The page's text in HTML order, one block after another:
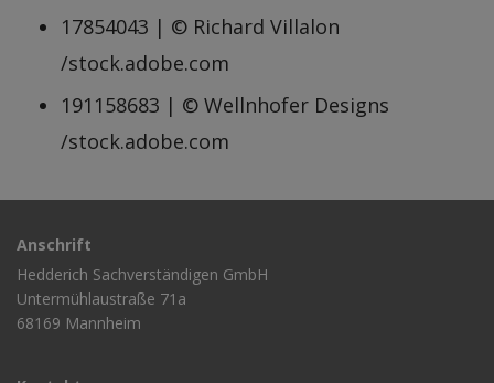
17854043 | © Richard Villalon
/stock.adobe.com
191158683 | © Wellnhofer Designs
/stock.adobe.com
Anschrift
Hedderich Sachverständigen GmbH
Untermühlaustraße 71a
68169 Mannheim